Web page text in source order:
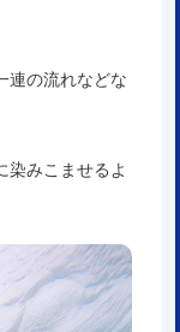
連の流れなどな
染みこませるよ